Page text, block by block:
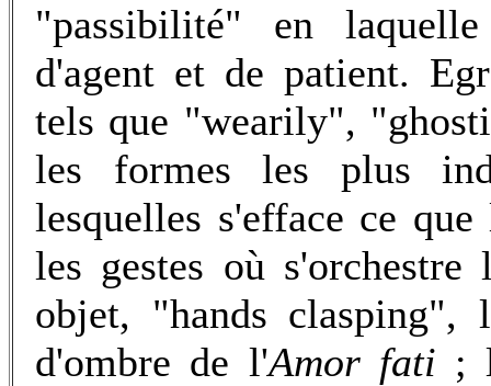
"passibilité" en
d'agent et de patient.
tels que "wearily",
les formes les plus
lesquelles s'efface ce
les gestes où
objet, "hands clasping",
d'ombre de l'Amor fati ;